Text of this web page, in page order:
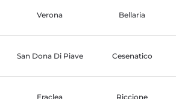
Verona Bellaria
San Dona Di Piave Cesenatico
Eraclea Riccione